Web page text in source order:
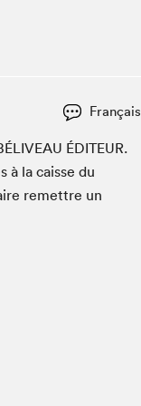
Français
ÉDI­TEUR.
à la caisse du
remet­tre un